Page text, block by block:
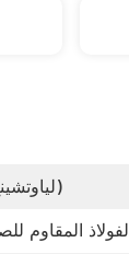
(لياوتشينغ)